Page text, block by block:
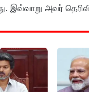
இவ்வாறு அவர்